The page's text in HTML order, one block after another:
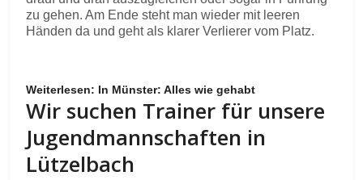
zu gehen. Am Ende steht man wieder mit leeren
Händen da und geht als klarer Verlierer vom Platz.
Weiterlesen: In Münster: Alles wie gehabt
Wir suchen Trainer für unsere
Jugendmannschaften in
Lützelbach